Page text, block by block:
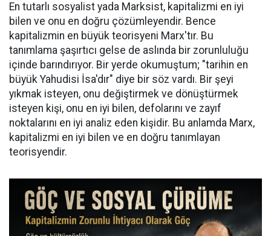
En tutarlı sosyalist yada Marksist, kapitalizmi en iyi
bilen ve onu en doğru çözümleyendir. Bence
kapitalizmin en büyük teorisyeni Marx'tır. Bu
tanımlama şaşırtıcı gelse de aslında bir zorunluluğu
içinde barındırıyor. Bir yerde okumuştum; "tarihin en
büyük Yahudisi İsa'dır" diye bir söz vardı. Bir şeyi
yıkmak isteyen, onu değiştirmek ve dönüştürmek
isteyen kişi, onu en iyi bilen, defolarını ve zayıf
noktalarını en iyi analiz eden kişidir. Bu anlamda Marx,
kapitalizmi en iyi bilen ve en doğru tanımlayan
teorisyendir.